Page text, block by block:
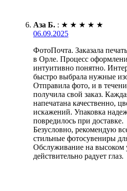
Аза Б. : ★ ★ ★ ★ ★
06.09.2025
ФотоПочта. Заказала
в Орле. Процесс
интуитивно понятно.
быстро выбрала нужные
Отправила фото, и в
получила свой заказ.
напечатана качественно,
искажений. Упаковка
повредилось при доставке.
Безусловно, рекомендую
стильные фотосувениры
Обслуживание на высоком
действительно радует глаз.